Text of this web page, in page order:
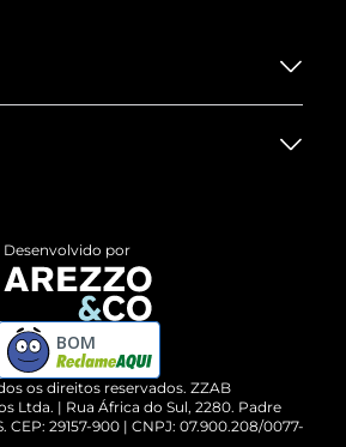
os direitos reservados. ZZAB
Ltda. | Rua África do Sul, 2280. Padre
CEP: 29157-900 | CNPJ: 07.900.208/0077-
Desenvolvido por
BOM